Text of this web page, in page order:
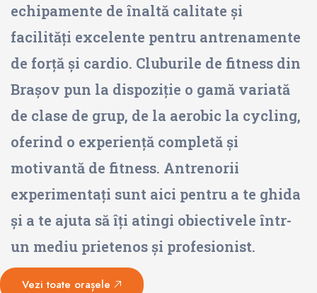
echipamente de înaltă calitate și
facilități excelente pentru antrenamente
de forță și cardio. Cluburile de fitness din
Brașov pun la dispoziție o gamă variată
de clase de grup, de la aerobic la cycling,
oferind o experiență completă și
motivantă de fitness. Antrenorii
experimentați sunt aici pentru a te ghida
și a te ajuta să îți atingi obiectivele într-
un mediu prietenos și profesionist.
Vezi toate orașele